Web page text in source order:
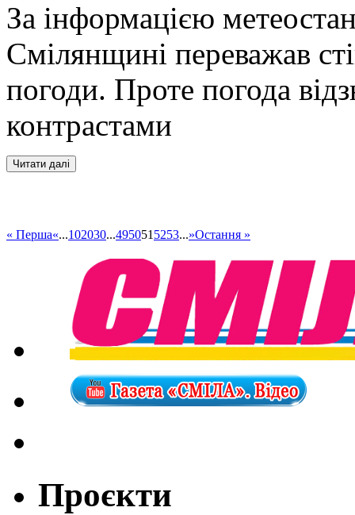
За інформацією
Смілянщині переважав
погоди. Проте погода
контрастами
« Перша«...102030...495051 5253...»Остання »
Проєкти